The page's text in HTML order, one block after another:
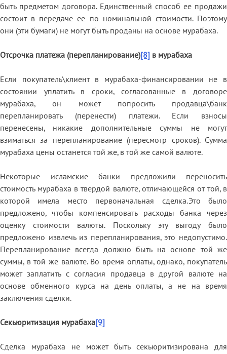
быть предметом договора. Единственный способ ее продажи
состоит в передаче ее по номинальной стоимости. Поэтому
они (эти бумаги) не могут быть проданы на основе мурабаха.
Отсрочка платежа (перепланирование)[8] в мурабаха
Если покупатель\клиент в мурабаха-финансировании не в
состоянии уплатить в сроки, согласованные в договоре
мурабаха, он может попросить продавца\банк
перепланировать (перенести) платежи. Если взносы
перенесены, никакие дополнительные суммы не могут
взиматься за перепланирование (пересмотр сроков). Сумма
мурабаха цены останется той же, в той же самой валюте.
Некоторые исламские банки предложили переносить
стоимость мурабаха в твердой валюте, отличающейся от той, в
которой имела место первоначальная сделка.Это было
предложено, чтобы компенсировать расходы банка через
оценку стоимости валюты. Поскольку эту выгоду было
предложено извлечь из перепланирования, это недопустимо.
Перепланирование всегда должно быть на основе той же
суммы, в той же валюте. Во время оплаты, однако, покупатель
может заплатить с согласия продавца в другой валюте на
основе обменного курса на день оплаты, а не на время
заключения сделки.
Секьюритизация мурабаха[9]
Cделка мурабаха не может быть секьюритизирована для